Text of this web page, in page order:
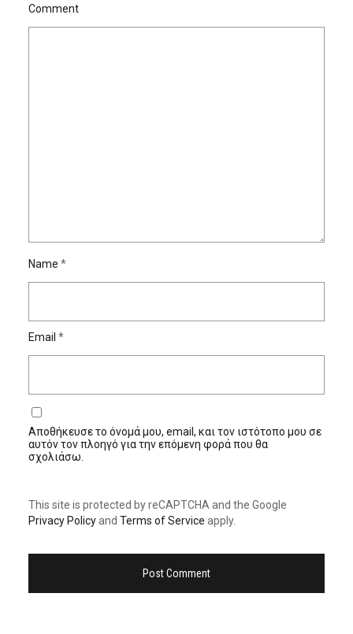
Comment
Name *
Email *
Αποθήκευσε το όνομά μου, email, και τον ιστότοπο μου σε
αυτόν τον πλοηγό για την επόμενη φορά που θα
σχολιάσω.
This site is protected by reCAPTCHA and the Google
Privacy Policyand Terms of Service apply.